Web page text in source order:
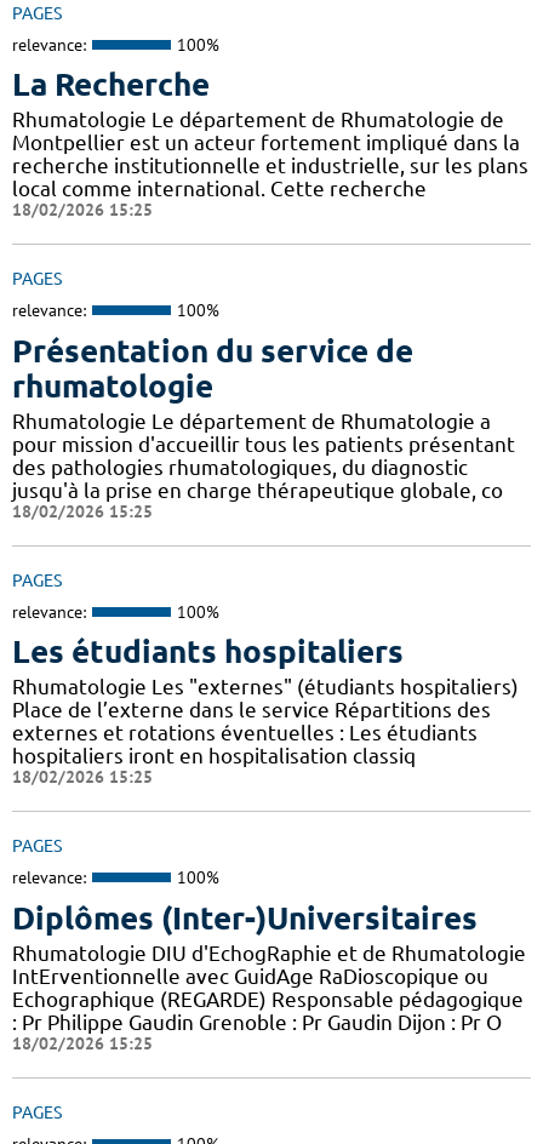
PAGES
relevance: 100%
La Recherche
Rhumatologie Le département de Rhumatologie de
Montpellier est un acteur fortement impliqué dans la
recherche institutionnelle et industrielle, sur les plans
local comme international. Cette recherche
18/02/2026 15:25
PAGES
relevance: 100%
Présentation du service de
rhumatologie
Rhumatologie Le département de Rhumatologie a
pour mission d'accueillir tous les patients présentant
des pathologies rhumatologiques, du diagnostic
jusqu'à la prise en charge thérapeutique globale, co
18/02/2026 15:25
PAGES
relevance: 100%
Les étudiants hospitaliers
Rhumatologie Les "externes" (étudiants hospitaliers)
Place de l’externe dans le service Répartitions des
externes et rotations éventuelles : Les étudiants
hospitaliers iront en hospitalisation classiq
18/02/2026 15:25
PAGES
relevance: 100%
Diplômes (Inter-)Universitaires
Rhumatologie DIU d'EchogRaphie et de Rhumatologie
IntErventionnelle avec GuidAge RaDioscopique ou
Echographique (REGARDE) Responsable pédagogique
: Pr Philippe Gaudin Grenoble : Pr Gaudin Dijon : Pr O
18/02/2026 15:25
PAGES